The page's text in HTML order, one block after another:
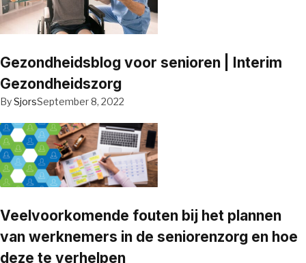
Gezondheidsblog voor senioren | Interim
Gezondheidszorg
BySjorsSeptember 8, 2022
Veelvoorkomende fouten bij het plannen
van werknemers in de seniorenzorg en hoe
deze te verhelpen